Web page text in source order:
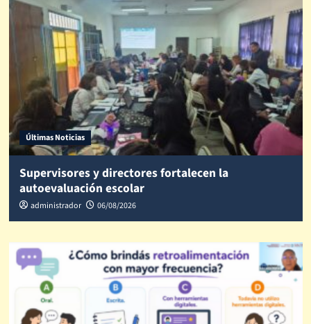
Últimas Noticias
Supervisores y directores fortalecen la
autoevaluación escolar
administrador 06/08/2026